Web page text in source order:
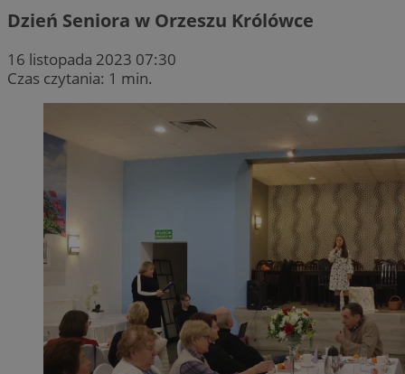
Dzień Seniora w Orzeszu Królówce
16 listopada 2023 07:30
Czas czytania: 1 min.